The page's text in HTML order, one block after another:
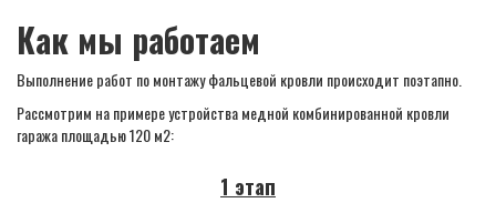
Как мы работаем
Выполнение работ по монтажу фальцевой кровли происходит поэтапно.
Рассмотрим на примере устройства медной комбинированной кровли
гаража площадью 120 м2:
1 этап